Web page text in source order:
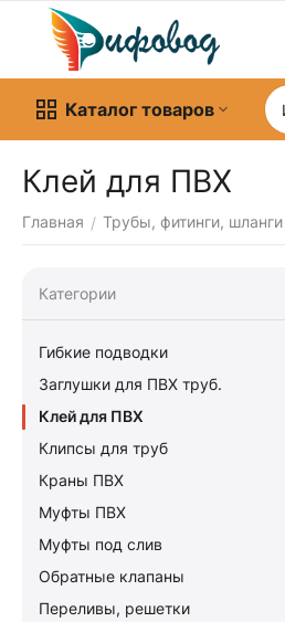
Каталог товаров
Клей для ПВХ
Главная / Трубы, фитинги, шланги
Категории
Гибкие подводки
Заглушки для ПВХ труб.
Клей для ПВХ
Клипсы для труб
Краны ПВХ
Муфты ПВХ
Муфты под слив
Обратные клапаны
Переливы, решетки